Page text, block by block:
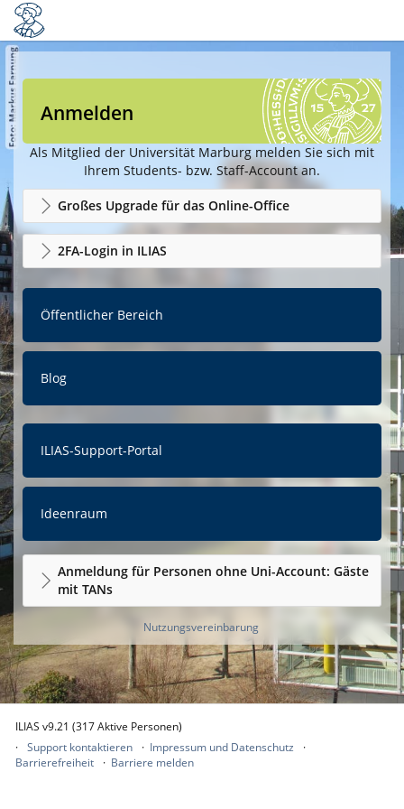
Anmelden
Als Mitglied der Universität Marburg melden Sie sich mit
Ihrem Students- bzw. Staff-Account an.
Großes Upgrade für das Online-Office
2FA-Login in ILIAS
Öffentlicher Bereich
Blog
ILIAS-Support-Portal
Ideenraum
Anmeldung für Personen ohne Uni-Account: Gäste
mit TANs
Nutzungsvereinbarung
ILIAS v9.21 (317 Aktive Personen)
Support kontaktieren
Impressum und Datenschutz
Barrierefreiheit
Barriere melden